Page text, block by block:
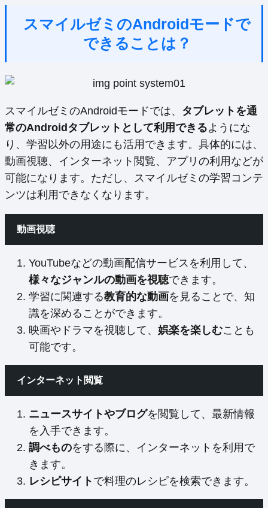
スマイルゼミのAndroidモードで
できることは？
スマイルゼミのAndroidモードでは、 タブレットを通
常のAndroidタブレットとして利用できるようにな
り、学習以外の用途にも活用できます。具体的には、
動画視聴、インターネット閲覧、アプリの利用などが
可能になります。ただし、スマイルゼミの学習コンテ
ンツは利用できなくなります。
動画視聴
YouTubeなどの動画配信サービスを利用して、
様々なジャンルの動画を視聴できます。
学習に関連する教育的な動画を見ることで、知
識を深めることができます。
映画やドラマを視聴して、 娯楽を楽しむことも
可能です。
インターネット閲覧
ニュースサイトやブログを閲覧して、最新情報
を入手できます。
調べものをする際に、インターネットを利用で
きます。
レシピサイト で料理のレシピを検索できます。